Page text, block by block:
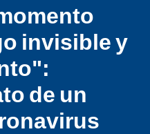
invisible y
de un